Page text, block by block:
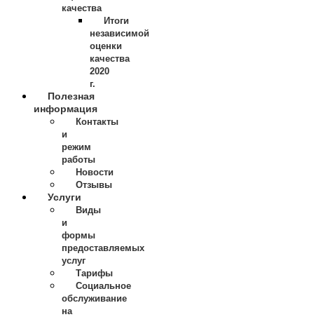
качества
Итоги
независимой
оценки
качества
2020
г.
Полезная
информация
Контакты
и
режим
работы
Новости
Отзывы
Услуги
Виды
и
формы
предоставляемых
услуг
Тарифы
Социальное
обслуживание
на